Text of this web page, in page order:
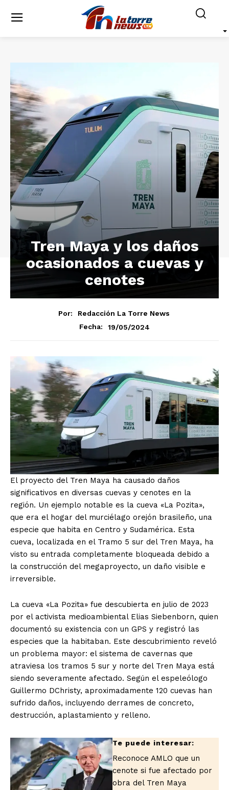
Tren Maya y los daños
ocasionados a cuevas y
cenotes
Por:
Redacción La Torre News
Fecha:
19/05/2024
El proyecto del Tren Maya ha causado daños
significativos en diversas cuevas y cenotes en la
región. Un ejemplo notable es la cueva «La Pozita»,
que era el hogar del murciélago orejón brasileño, una
especie que habita en Centro y Sudamérica. Esta
cueva, localizada en el Tramo 5 sur del Tren Maya, ha
visto su entrada completamente bloqueada debido a
la construcción del megaproyecto, un daño visible e
irreversible.
La cueva «La Pozita» fue descubierta en julio de 2023
por el activista medioambiental Elias Siebenborn, quien
documentó su existencia con un GPS y registró las
especies que la habitaban. Este descubrimiento reveló
un problema mayor: el sistema de cavernas que
atraviesa los tramos 5 sur y norte del Tren Maya está
siendo severamente afectado. Según el espeleólogo
Guillermo DChristy, aproximadamente 120 cuevas han
sufrido daños, incluyendo derrames de concreto,
destrucción, aplastamiento y relleno.
Reconoce AMLO que un
cenote si fue afectado por
obra del Tren Maya